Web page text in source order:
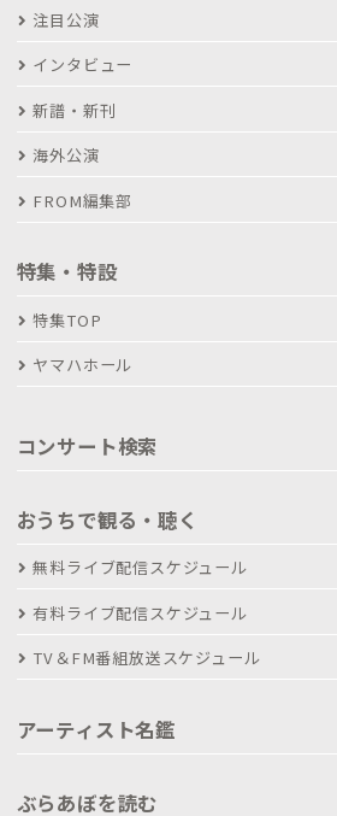
注目公演
インタビュー
新譜・新刊
海外公演
FROM編集部
特集・特設
特集TOP
ヤマハホール
コンサート検索
おうちで観る・聴く
無料ライブ配信スケジュール
有料ライブ配信スケジュール
TV＆FM番組放送スケジュール
アーティスト名鑑
ぶらあぼを読む